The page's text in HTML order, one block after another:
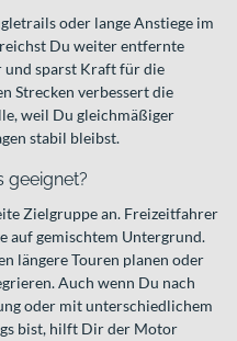
oder lange Anstiege im
Du weiter entfernte
und sparst Kraft für die
Strecken verbessert die
weil Du gleichmäßiger
stabil bleibst.
geeignet?
Zielgruppe an. Freizeitfahrer
auf gemischtem Untergrund.
längere Touren planen oder
Auch wenn Du nach
oder mit unterschiedlichem
bist, hilft Dir der Motor